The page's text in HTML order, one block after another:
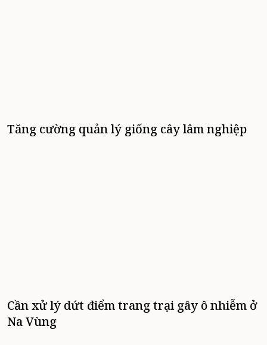
Tăng cường quản lý giống cây lâm nghiệp
Cần xử lý dứt điểm trang trại gây ô nhiễm ở
Na Vùng